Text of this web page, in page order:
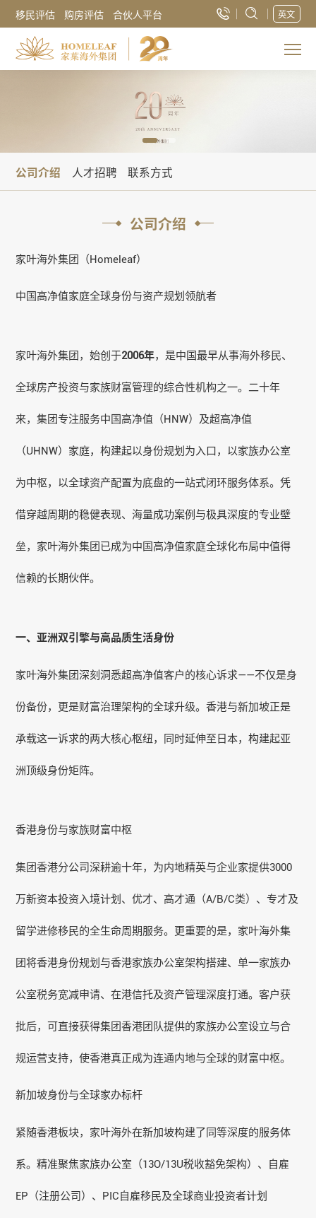
移民评估 购房评估 合伙人平台 英文
公司介绍 人才招聘 联系方式
公司介绍
家叶海外集团（Homeleaf）
中国高净值家庭全球身份与资产规划领航者
家叶海外集团，始创于2006年，是中国最早从事海外移民、
全球房产投资与家族财富管理的综合性机构之一。二十年
来，集团专注服务中国高净值（HNW）及超高净值
（UHNW）家庭，构建起以身份规划为入口，以家族办公室
为中枢，以全球资产配置为底盘的一站式闭环服务体系。凭
借穿越周期的稳健表现、海量成功案例与极具深度的专业壁
垒， 家叶海外集团已成为中国高净值家庭全球化布局中值得
信赖的长期伙伴。
一、亚洲双引擎与高品质生活身份
家叶海外集团深刻洞悉超高净值客户的核心诉求——不仅是身
份备份，更是财富治理架构的全球升级。香港与新加坡正是
承载这一诉求的两大核心枢纽，同时延伸至日本，构建起亚
洲顶级身份矩阵。
香港身份与家族财富中枢
集团香港分公司深耕逾十年，为内地精英与企业家提供3000
万新资本投资入境计划、优才、高才通（A/B/C类）、专才及
留学进修移民的全生命周期服务。更重要的是，家叶海外集
团将香港身份规划与香港家族办公室架构搭建、单一家族办
公室税务宽减申请、在港信托及资产管理深度打通。客户获
批后，可直接获得集团香港团队提供的家族办公室设立与合
规运营支持，使香港真正成为连通内地与全球的财富中枢。
新加坡身份与全球家办标杆
紧随香港板块，家叶海外在新加坡构建了同等深度的服务体
系。精准聚焦家族办公室（13O/13U税收豁免架构）、自雇
EP（注册公司）、PIC自雇移民及全球商业投资者计划